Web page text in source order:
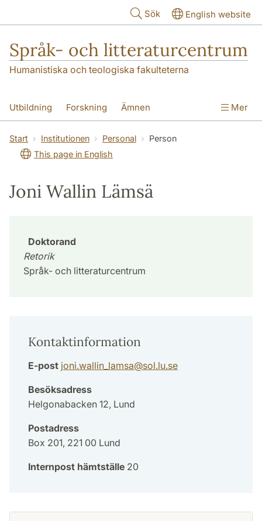
Sök English website
Språk- och litteraturcentrum
Humanistiska och teologiska fakulteterna
Utbildning Forskning Ämnen
SOL-husen Kontakt Institutionen
översättning till svenska
Mer
Start Institutionen Personal
Person
This page in English
Joni Wallin Lämsä
Doktorand
Retorik
Språk- och litteraturcentrum
Kontaktinformation
E-post joni.wallin_lamsa@sol.lu.se
Besöksadress
Helgonabacken 12, Lund
Postadress
Box 201, 221 00 Lund
Internpost hämtställe 20